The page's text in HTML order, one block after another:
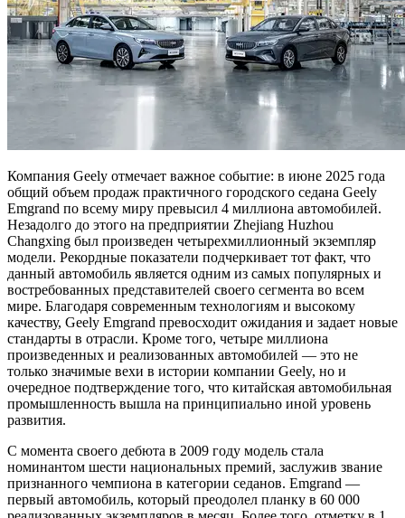
Компания Geely отмечает важное событие: в июне 2025 года
общий объем продаж практичного городского седана Geely
Emgrand по всему миру превысил 4 миллиона автомобилей.
Незадолго до этого на предприятии Zhejiang Huzhou
Changxing был произведен четырехмиллионный экземпляр
модели. Рекордные показатели подчеркивает тот факт, что
данный автомобиль является одним из самых популярных и
востребованных представителей своего сегмента во всем
мире. Благодаря современным технологиям и высокому
качеству, Geely Emgrand превосходит ожидания и задает новые
стандарты в отрасли. Кроме того, четыре миллиона
произведенных и реализованных автомобилей — это не
только значимые вехи в истории компании Geely, но и
очередное подтверждение того, что китайская автомобильная
промышленность вышла на принципиально иной уровень
развития.
С момента своего дебюта в 2009 году модель стала
номинантом шести национальных премий, заслужив звание
признанного чемпиона в категории седанов. Emgrand —
первый автомобиль, который преодолел планку в 60 000